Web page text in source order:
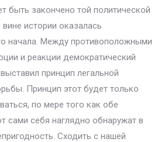
быть закончено той политической
истории оказалась
начала. Между противоположными
и реакции демократический
принцип легальной
Принцип этот будет только
по мере того как обе
сами себя наглядно обнаружат в
Сходить с нашей